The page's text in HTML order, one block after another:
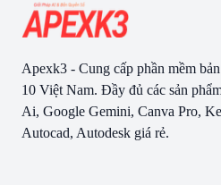
Apexk3 - Cung cấp phần mềm
10 Việt Nam. Đầy đủ các sản
Ai, Google Gemini, Canva Pro,
Autocad, Autodesk giá rẻ.